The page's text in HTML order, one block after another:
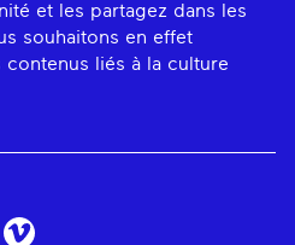
et les partagez dans les
souhaitons en effet
liés à la culture